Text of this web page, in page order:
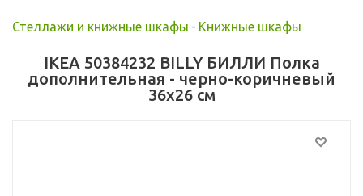
Стеллажи и книжные шкафы - Книжные шкафы
IKEA 50384232 BILLY БИЛЛИ Полка
дополнительная - черно-коричневый
36x26 см